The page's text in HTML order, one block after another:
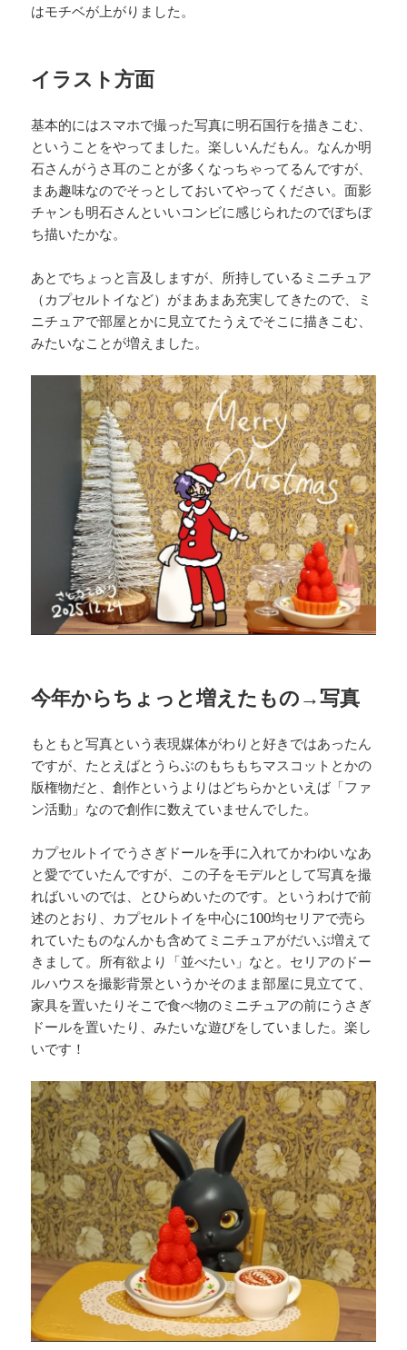
はモチベが上がりました。
イラスト方面
基本的にはスマホで撮った写真に明石国行を描きこむ、
ということをやってました。楽しいんだもん。なんか明
石さんがうさ耳のことが多くなっちゃってるんですが、
まあ趣味なのでそっとしておいてやってください。面影
チャンも明石さんといいコンビに感じられたのでぼちぼ
ち描いたかな。
あとでちょっと言及しますが、所持しているミニチュア
（カプセルトイなど）がまあまあ充実してきたので、ミ
ニチュアで部屋とかに見立てたうえでそこに描きこむ、
みたいなことが増えました。
今年からちょっと増えたもの→写真
もともと写真という表現媒体がわりと好きではあったん
ですが、たとえばとうらぶのもちもちマスコットとかの
版権物だと、創作というよりはどちらかといえば「ファ
ン活動」なので創作に数えていませんでした。
カプセルトイでうさぎドールを手に入れてかわゆいなあ
と愛でていたんですが、この子をモデルとして写真を撮
ればいいのでは、とひらめいたのです。というわけで前
述のとおり、カプセルトイを中心に100均セリアで売ら
れていたものなんかも含めてミニチュアがだいぶ増えて
きまして。所有欲より「並べたい」なと。セリアのドー
ルハウスを撮影背景というかそのまま部屋に見立てて、
家具を置いたりそこで食べ物のミニチュアの前にうさぎ
ドールを置いたり、みたいな遊びをしていました。楽し
いです！